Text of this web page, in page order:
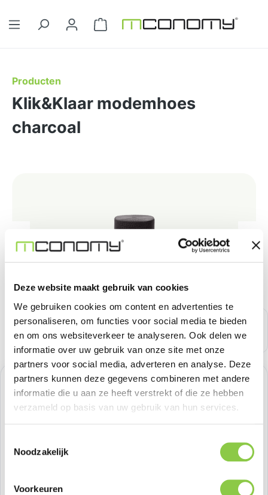
Deze website maakt gebruik van cookies
We gebruiken cookies om content en advertenties te
personaliseren, om functies voor social media te bieden
en om ons websiteverkeer te analyseren. Ook delen we
informatie over uw gebruik van onze site met onze
partners voor social media, adverteren en analyse. Deze
partners kunnen deze gegevens combineren met andere
informatie die u aan ze heeft verstrekt of die ze hebben
verzameld op basis van uw gebruik van hun services.
Noodzakelijk
Voorkeuren
Winkelwagentje bevat 0 artikelen.
Producten
Klik&Klaar modemhoes
charcoal
Normale prijs:
€ 20,65
Prijzen excl. BTW
Producthoeveelheid: Voer de
Productnummer: